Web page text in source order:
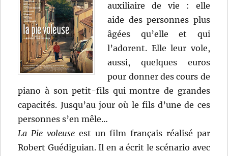
auxiliaire de vie : elle
aide des personnes plus
âgées qu’elle et qui
l’adorent. Elle leur vole,
aussi, quelques euros
pour donner des cours de
piano à son petit-fils qui montre de grandes
capacités. Jusqu’au jour où le fils d’une de ces
personnes s’en mêle…
La Pie voleuseest un film français réalisé par
Robert Guédiguian. Il en a écrit le scénario avec